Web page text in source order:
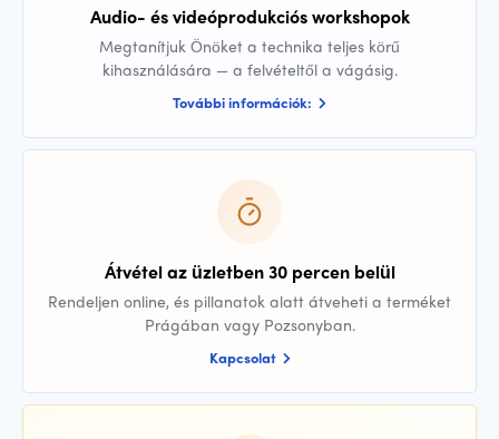
Audio- és videóprodukciós workshopok
Megtanítjuk Önöket a technika teljes körű
kihasználására — a felvételtől a vágásig.
További információk:
Átvétel az üzletben 30 percen belül
Rendeljen online, és pillanatok alatt átveheti a terméket
Prágában vagy Pozsonyban.
Kapcsolat